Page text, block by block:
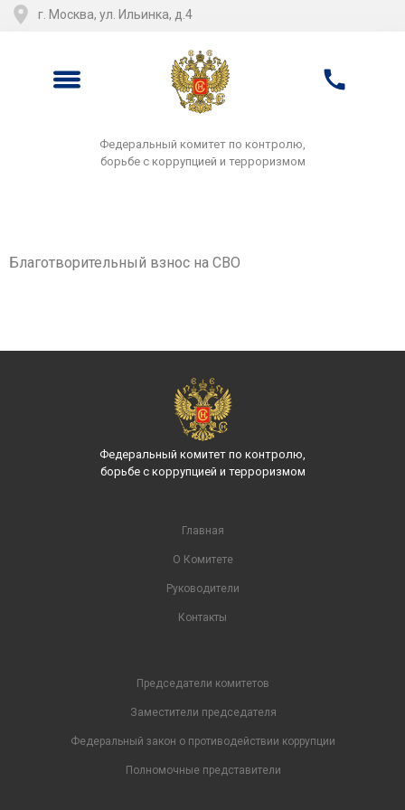
г. Москва, ул. Ильинка, д.4
Федеральный комитет по контролю,
борьбе с коррупцией и терроризмом
Благотворительный взнос на СВО
Федеральный комитет по контролю,
борьбе с коррупцией и терроризмом
Главная
О Комитете
Руководители
Контакты
Председатели комитетов
Заместители председателя
Федеральный закон о противодействии коррупции
Полномочные представители